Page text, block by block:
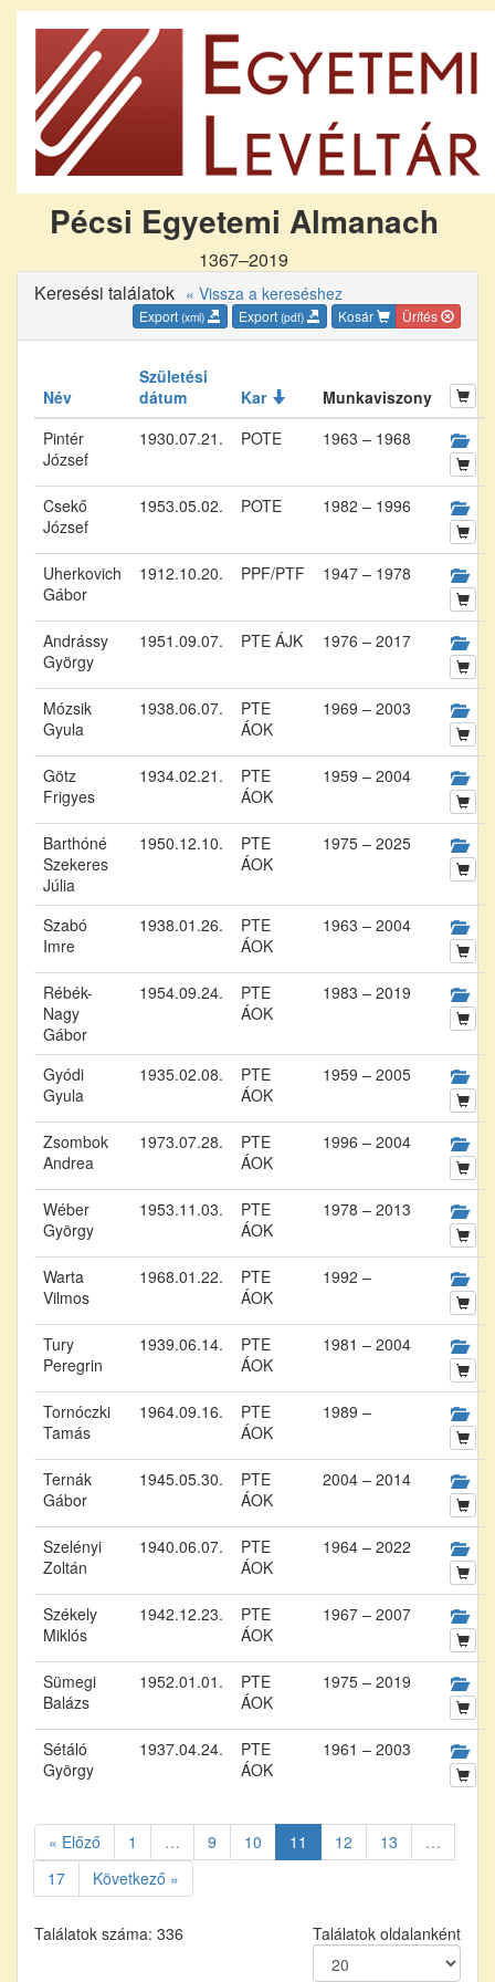
Pécsi Egyetemi Almanach
1367–2019
Keresési találatok « Vissza a kereséshez
Export (xml) Export (pdf) Kosár Ürítés
Név
Születési
dátum
Kar
Munkaviszony
Pintér
József
1930.07.21. POTE 1963 – 1968
Csekő
József
1953.05.02. POTE 1982 – 1996
Uherkovich
Gábor
1912.10.20. PPF/PTF 1947 – 1978
Andrássy
György
1951.09.07. PTE ÁJK 1976 – 2017
Mózsik
Gyula
1938.06.07.
PTE
ÁOK
1969 – 2003
Götz
Frigyes
1934.02.21.
PTE
ÁOK
1959 – 2004
Barthóné
Szekeres
Júlia
1950.12.10.
PTE
ÁOK
1975 – 2025
Szabó
Imre
1938.01.26.
PTE
ÁOK
1963 – 2004
Rébék-
Nagy
Gábor
1954.09.24.
PTE
ÁOK
1983 – 2019
Gyódi
Gyula
1935.02.08.
PTE
ÁOK
1959 – 2005
Zsombok
Andrea
1973.07.28.
PTE
ÁOK
1996 – 2004
Wéber
György
1953.11.03.
PTE
ÁOK
1978 – 2013
Warta
Vilmos
1968.01.22.
PTE
ÁOK
1992 –
Tury
Peregrin
1939.06.14.
PTE
ÁOK
1981 – 2004
Tornóczki
Tamás
1964.09.16.
PTE
ÁOK
1989 –
Ternák
Gábor
1945.05.30.
PTE
ÁOK
2004 – 2014
Szelényi
Zoltán
1940.06.07.
PTE
ÁOK
1964 – 2022
Székely
Miklós
1942.12.23.
PTE
ÁOK
1967 – 2007
Sümegi
Balázs
1952.01.01.
PTE
ÁOK
1975 – 2019
Sétáló
György
1937.04.24.
PTE
ÁOK
1961 – 2003
« Előző 1 … 9 10 11 12 13
…
17
Következő »
Találatok száma: 336 Találatok oldalanként